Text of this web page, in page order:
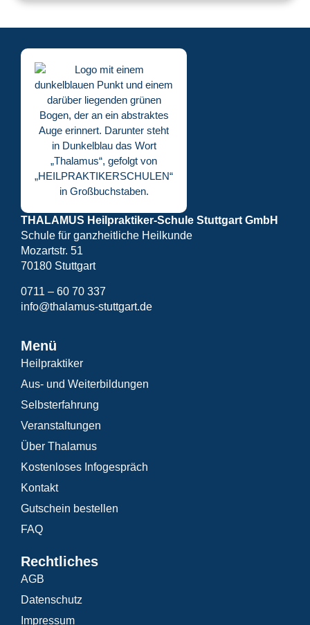
THALAMUS Heilpraktiker-Schule Stuttgart GmbH
Schule für ganzheitliche Heilkunde
Mozartstr. 51
70180 Stuttgart
0711 – 60 70 337
info@thalamus-stuttgart.de
Menü
Heilpraktiker
Aus- und Weiterbildungen
Selbsterfahrung
Veranstaltungen
Über Thalamus
Kostenloses Infogespräch
Kontakt
Gutschein bestellen
FAQ
Rechtliches
AGB
Datenschutz
Impressum